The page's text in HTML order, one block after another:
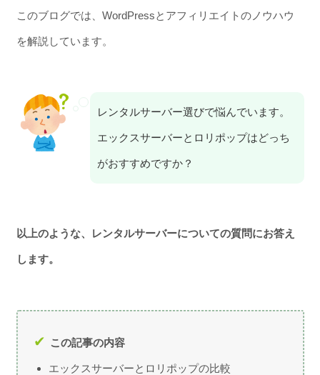
このブログでは、WordPressとアフィリエイトのノウハウ
を解説しています。
レンタルサーバー選びで悩んでいます。
エックスサーバーとロリポップはどっち
がおすすめですか？
以上のような、 レンタルサーバーについての質問にお答え
します。
この記事の内容
エックスサーバーとロリポップの比較